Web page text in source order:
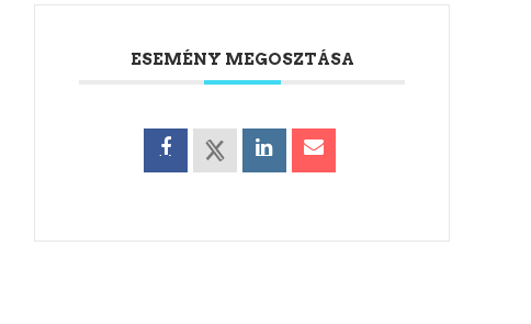
ESEMÉNY MEGOSZTÁSA